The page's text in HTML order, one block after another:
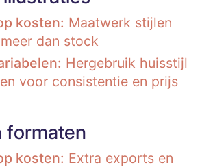
kosten: Maatwerk stijlen
dan stock
Hergebruik huisstijl
voor consistentie en prijs
formaten
kosten: Extra exports en